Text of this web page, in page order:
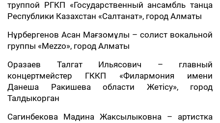
труппой РГКП «Государственный ансамбль танца
Республики Казахстан «Салтанат», город Алматы
Нұрбергенов Асан Мағзомұлы – солист вокальной
группы «Mezzo», город Алматы
Оразаев Талгат Ильясович – главный
концертмейстер ГККП «Филармония имени
Данеша Ракишева области Жетісу», город
Талдыкорган
Сагинбекова Мадина Жаксылыковна – артистка